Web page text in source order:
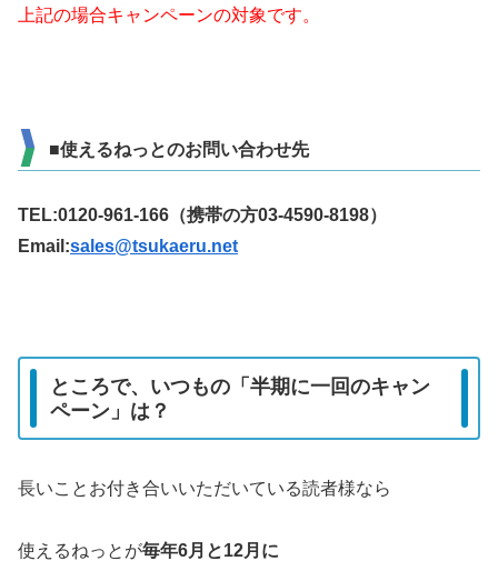
上記の場合キャンペーンの対象です。
■使えるねっとのお問い合わせ先
TEL:0120-961-166（携帯の方03-4590-8198）
Email:sales@tsukaeru.net
ところで、いつもの「半期に一回のキャン
ペーン」は？
長いことお付き合いいただいている読者様なら
使えるねっとが毎年6月と12月に